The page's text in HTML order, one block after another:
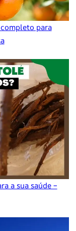
para
a sua saúde –